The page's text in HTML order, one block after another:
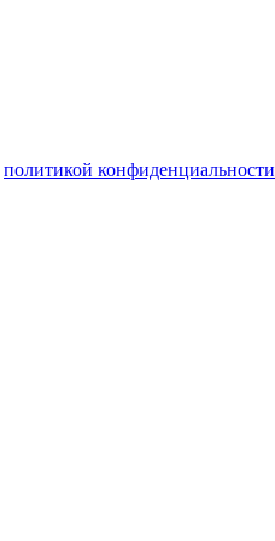
политикой конфиденциальности